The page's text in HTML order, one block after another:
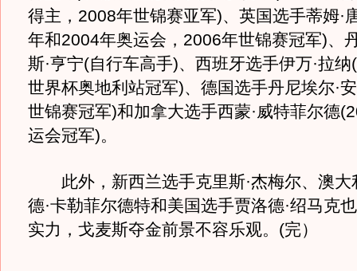
得主，2008年世锦赛亚军)、英国选手蒂姆·
年和2004年奥运会，2006年世锦赛冠军)、
斯·亨宁(自行车高手)、西班牙选手伊万·拉
世界杯奥地利站冠军)、德国选手丹尼埃尔·
世锦赛冠军)和加拿大选手西蒙·威特菲尔德
运会冠军)。
此外，新西兰选手克里斯·杰梅尔、澳大
德·卡勒菲尔德特和美国选手贾洛德·绍马克
实力，戈麦斯夺金前景不容乐观。(完）